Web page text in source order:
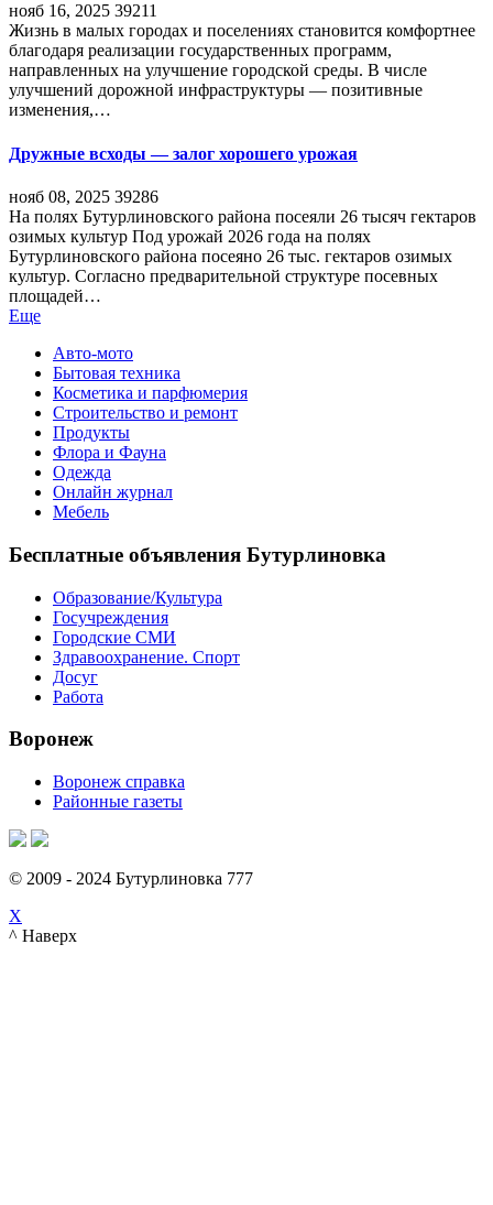
нояб 16, 2025 39211
Жизнь в малых городах и поселениях становится комфортнее
благодаря реализации государственных программ,
направленных на улучшение городской среды. В числе
улучшений дорожной инфраструктуры — позитивные
изменения,…
Дружные всходы — залог хорошего урожая
нояб 08, 2025 39286
На полях Бутурлиновского района посеяли 26 тысяч гектаров
озимых культур Под урожай 2026 года на полях
Бутурлиновского района посеяно 26 тыс. гектаров озимых
культур. Согласно предварительной структуре посевных
площадей…
Еще
Авто-мото
Бытовая техника
Косметика и парфюмерия
Строительство и ремонт
Продукты
Флора и Фауна
Одежда
Онлайн журнал
Мебель
Бесплатные объявления Бутурлиновка
Образование/Культура
Госучреждения
Городские СМИ
Здравоохранение. Спорт
Досуг
Работа
Воронеж
Воронеж справка
Районные газеты
© 2009 - 2024 Бутурлиновка 777
X
^ Наверх